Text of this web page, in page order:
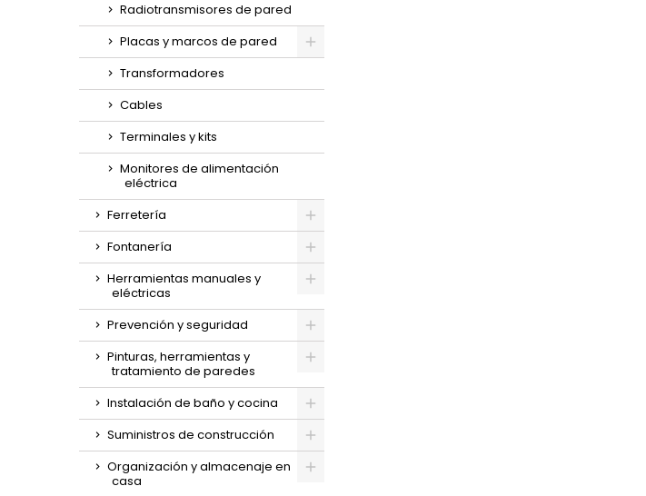
Radiotransmisores de pared
Placas y marcos de pared
Transformadores
Cables
Terminales y kits
Monitores de alimentación
eléctrica
Ferretería
Fontanería
Herramientas manuales y
eléctricas
Prevención y seguridad
Pinturas, herramientas y
tratamiento de paredes
Instalación de baño y cocina
Suministros de construcción
Organización y almacenaje en
casa